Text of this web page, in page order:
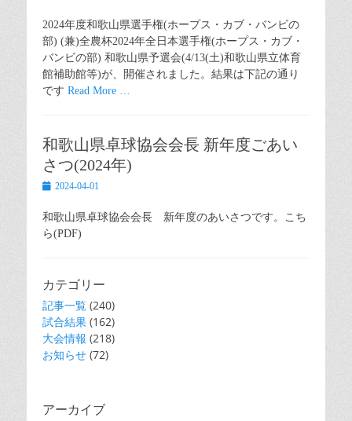
2024年度和歌山県選手権(ホープス・カブ・バンビの
部) (兼)全農杯2024年全日本選手権(ホープス・カブ・
バンビの部) 和歌山県予選会(4/13(土)和歌山県立体育
館補助館等)が、開催されました。結果は下記の通り
です Read More …
和歌山県卓球協会会長 新年度ごあい
さつ(2024年)
Posted2024-04-01
和歌山県卓球協会会長 新年度のあいさつです。こち
ら(PDF)
カテゴリー
記事一覧 (240)
試合結果 (162)
大会情報 (218)
お知らせ (72)
アーカイブ